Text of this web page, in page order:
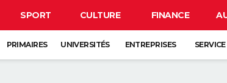
SPORT CULTURE FINANCE
PRIMAIRES UNIVERSITÉS ENTREPRISES